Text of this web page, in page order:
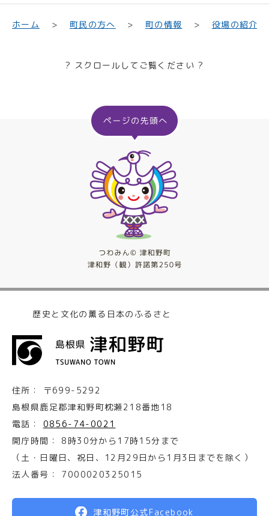
ホーム 町民の方へ 町の情報 役場の紹介
? スクロールしてご覧ください ?
歴史と文化の薫る日本のふるさと
住所：
〒699-5292
島根県鹿足郡津和野町枕瀬218番地18
電話：
0856-74-0021
開庁時間：
8時30分から17時15分まで
（土・日曜日、祝日、12月29日から1月3日までを除く）
法人番号：
7000020325015
津和野町公式Facebook